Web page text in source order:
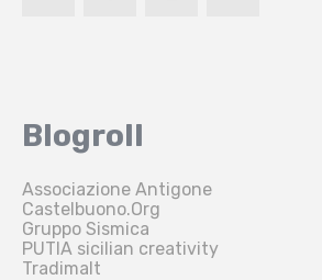
Blogroll
Associazione Antigone
Castelbuono.Org
Gruppo Sismica
PUTIA sicilian creativity
Tradimalt